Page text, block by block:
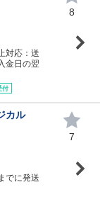
対応：送
金日の翌
付
8
カル
でに発送
7